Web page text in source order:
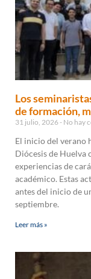
Los
de formación,
31 julio, 2026 No hay
El inicio del verano
Diócesis de Huelva
experiencias de
académico. Estas
antes del inicio de
septiembre.
Leer más »